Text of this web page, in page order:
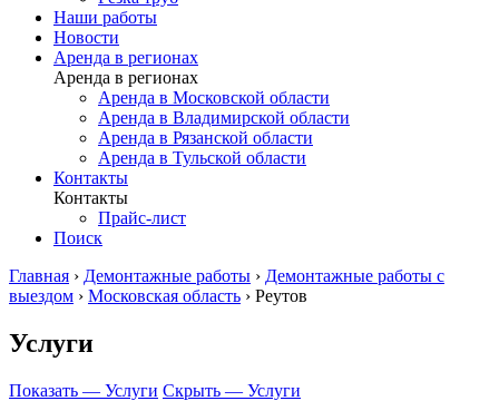
Наши работы
Новости
Аренда в регионах
Аренда в регионах
Аренда в Московской области
Аренда в Владимирской области
Аренда в Рязанской области
Аренда в Тульской области
Контакты
Контакты
Прайс-лист
Поиск
Главная › Демонтажные работы › Демонтажные работы с
выездом › Московская область › Реутов
Услуги
Показать — Услуги Скрыть — Услуги